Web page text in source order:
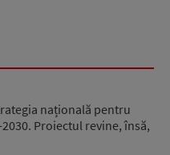
națională pentru
Proiectul revine, însă,